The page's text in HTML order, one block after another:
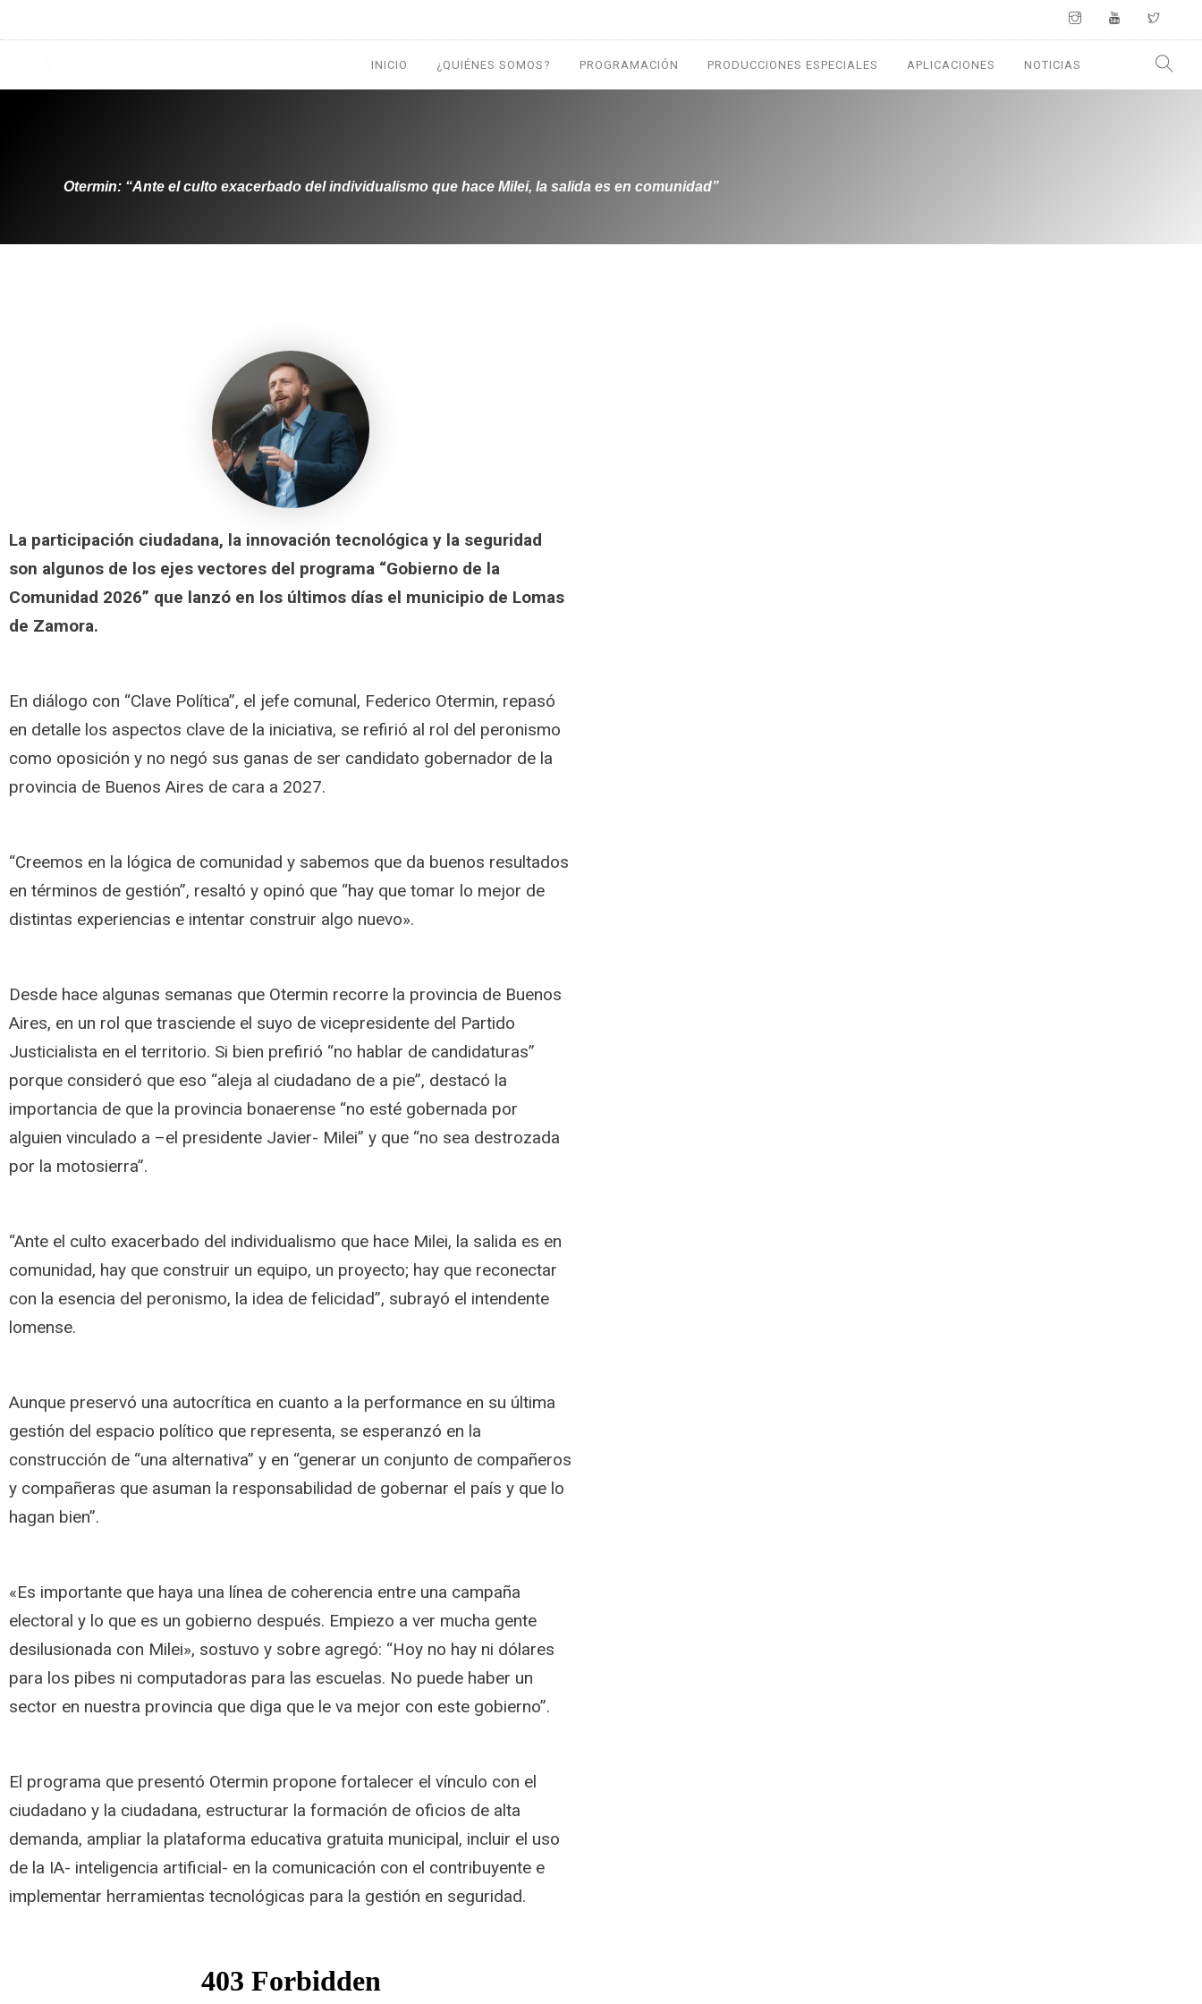
INICIO ¿QUIÉNES SOMOS? PROGRAMACIÓN PRODUCCIONES ESPECIALES APLICACIONES NOTICIAS
Otermin: “Ante el culto exacerbado del individualismo que hace Milei, la salida es en comunidad”
La participación ciudadana, la innovación tecnológica y la seguridad
son algunos de los ejes vectores del programa “Gobierno de la
Comunidad 2026” que lanzó en los últimos días el municipio de Lomas
de Zamora.
En diálogo con “Clave Política”, el jefe comunal, Federico Otermin, repasó
en detalle los aspectos clave de la iniciativa, se refirió al rol del peronismo
como oposición y no negó sus ganas de ser candidato gobernador de la
provincia de Buenos Aires de cara a 2027.
“Creemos en la lógica de comunidad y sabemos que da buenos resultados
en términos de gestión”, resaltó y opinó que “hay que tomar lo mejor de
distintas experiencias e intentar construir algo nuevo».
Desde hace algunas semanas que Otermin recorre la provincia de Buenos
Aires, en un rol que trasciende el suyo de vicepresidente del Partido
Justicialista en el territorio. Si bien prefirió “no hablar de candidaturas”
porque consideró que eso “aleja al ciudadano de a pie”, destacó la
importancia de que la provincia bonaerense “no esté gobernada por
alguien vinculado a –el presidente Javier- Milei” y que “no sea destrozada
por la motosierra”.
“Ante el culto exacerbado del individualismo que hace Milei, la salida es en
comunidad, hay que construir un equipo, un proyecto; hay que reconectar
con la esencia del peronismo, la idea de felicidad”, subrayó el intendente
lomense.
Aunque preservó una autocrítica en cuanto a la performance en su última
gestión del espacio político que representa, se esperanzó en la
construcción de “una alternativa” y en “generar un conjunto de compañeros
y compañeras que asuman la responsabilidad de gobernar el país y que lo
hagan bien”.
«Es importante que haya una línea de coherencia entre una campaña
electoral y lo que es un gobierno después. Empiezo a ver mucha gente
desilusionada con Milei», sostuvo y sobre agregó: “Hoy no hay ni dólares
para los pibes ni computadoras para las escuelas. No puede haber un
sector en nuestra provincia que diga que le va mejor con este gobierno”.
El programa que presentó Otermin propone fortalecer el vínculo con el
ciudadano y la ciudadana, estructurar la formación de oficios de alta
demanda, ampliar la plataforma educativa gratuita municipal, incluir el uso
de la IA- inteligencia artificial- en la comunicación con el contribuyente e
implementar herramientas tecnológicas para la gestión en seguridad.